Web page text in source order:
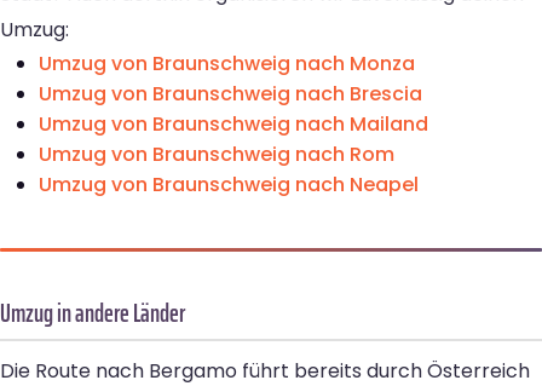
Umzug:
Umzug von Braunschweig nach Monza
Umzug von Braunschweig nach Brescia
Umzug von Braunschweig nach Mailand
Umzug von Braunschweig nach Rom
Umzug von Braunschweig nach Neapel
Umzug in andere Länder
Die Route nach Bergamo führt bereits durch Österreich